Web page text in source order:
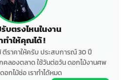
บตรงไหนในงาน
ทำให้คุณได้ !
ราคาให้ครับ ประสบการณ์ 30 ปี
ลองตลาด ใช้วันต่อวัน ดอกไม้งานศพ
อกไม้ช่อ เราทำได้หมด